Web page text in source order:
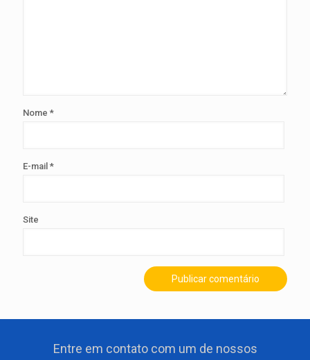
Nome *
E-mail *
Site
Entre em contato com um de nossos